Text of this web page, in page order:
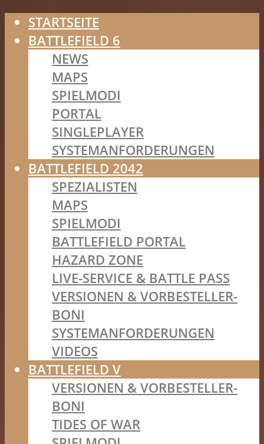
STARTSEITE
BATTLEFIELD 6
NEWS
MAPS
SPIELMODI
PORTAL
SINGLEPLAYER
SYSTEMANFORDERUNGEN
BATTLEFIELD 2042
SPEZIALISTEN
MAPS
SPIELMODI
BATTLEFIELD PORTAL
HAZARD ZONE
LIVE-SERVICE & BATTLE PASS
VERSIONEN & VORBESTELLER-
BONI
SYSTEMANFORDERUNGEN
VIDEOS
BATTLEFIELD V
VERSIONEN & VORBESTELLER-
BONI
TIDES OF WAR